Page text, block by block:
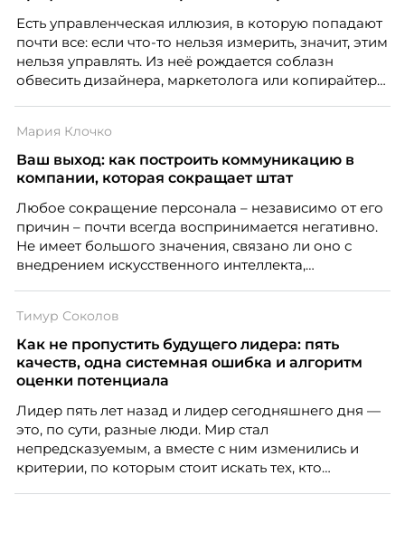
Есть управленческая иллюзия, в которую попадают
почти все: если что-то нельзя измерить, значит, этим
нельзя управлять. Из неё рождается соблазн
обвесить дизайнера, маркетолога или копирайтера
Проблема в том, что так мы измеряем не ценность,
а движение. А творческая работа — это тот редкий
случай, где движение и результат могут не
Мария Клочко
Ваш выход: как построить коммуникацию в
компании, которая сокращает штат
Любое сокращение персонала – независимо от его
причин – почти всегда воспринимается негативно.
Не имеет большого значения, связано ли оно с
внедрением искусственного интеллекта,
структуры компании. Для сотрудников сокращения
означают потерю стабильности, а для внешнего
рынка становятся сигналом о возможных
проблемах организации. В результате увольнения
негативно влияет HR-бренд работодателя.
Тимур Соколов
Как не пропустить будущего лидера: пять
качеств, одна системная ошибка и алгоритм
оценки потенциала
Лидер пять лет назад и лидер сегодняшнего дня —
это, по сути, разные люди. Мир стал
непредсказуемым, а вместе с ним изменились и
критерии, по которым стоит искать тех, кто